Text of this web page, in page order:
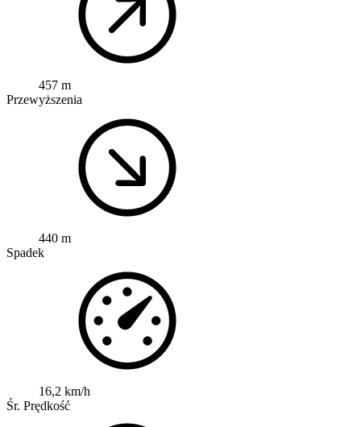
457 m
Przewyższenia
440 m
Spadek
16,2 km/h
Śr. Prędkość